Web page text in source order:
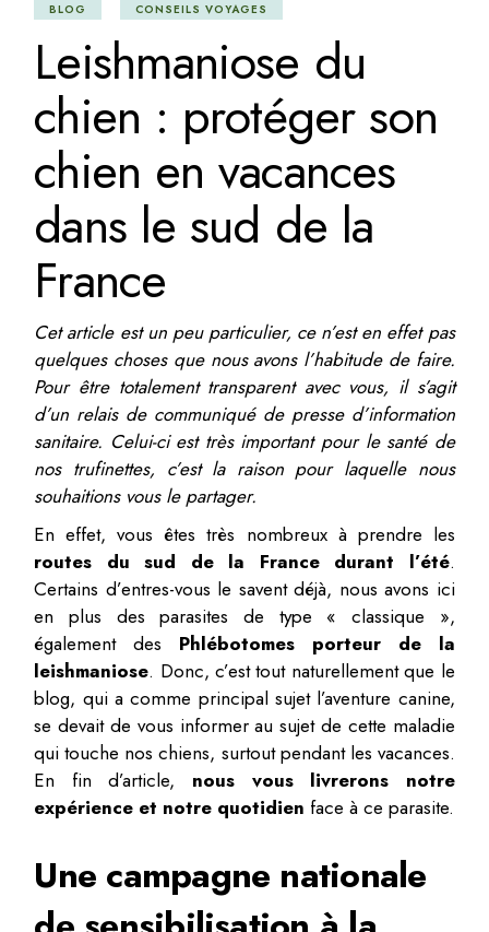
BLOG CONSEILS VOYAGES
Leishmaniose du
chien : protéger son
chien en vacances
dans le sud de la
France
Cet article est un peu particulier, ce n’est en effet pas
quelques choses que nous avons l’habitude de faire.
Pour être totalement transparent avec vous, il s’agit
d’un relais de communiqué de presse d’information
sanitaire. Celui-ci est très important pour le santé de
nos trufinettes, c’est la raison pour laquelle nous
souhaitions vous le partager.
En effet, vous êtes très nombreux à prendre les
routes du sud de la France durant l’été.
Certains d’entres-vous le savent déjà, nous avons ici
en plus des parasites de type « classique »,
également des Phlébotomes porteur de la
leishmaniose. Donc, c’est tout naturellement que le
blog, qui a comme principal sujet l’aventure canine,
se devait de vous informer au sujet de cette maladie
qui touche nos chiens, surtout pendant les vacances.
En fin d’article, nous vous livrerons notre
expérience et notre quotidien face à ce parasite.
Une campagne nationale